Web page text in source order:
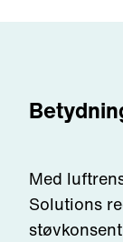
Med
Solutions